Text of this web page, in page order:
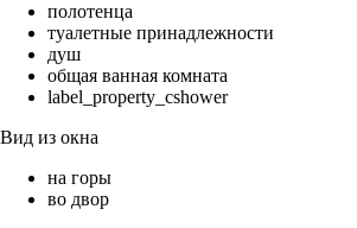
полотенца
туалетные принадлежности
душ
общая ванная комната
label_property_cshower
Вид из окна
на горы
во двор